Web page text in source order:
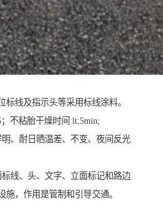
标线及指示头等采用标线涂料。
不粘胎干燥时间 lt;5min;
、耐日晒温差、不变、夜间反光
线、头、文字、立面标记和路边
施，作用是管制和引导交通。